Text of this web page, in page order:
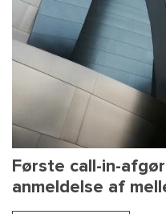
Første call-in-
anmeldelse af